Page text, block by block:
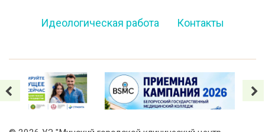
Идеологическая работа Контакты